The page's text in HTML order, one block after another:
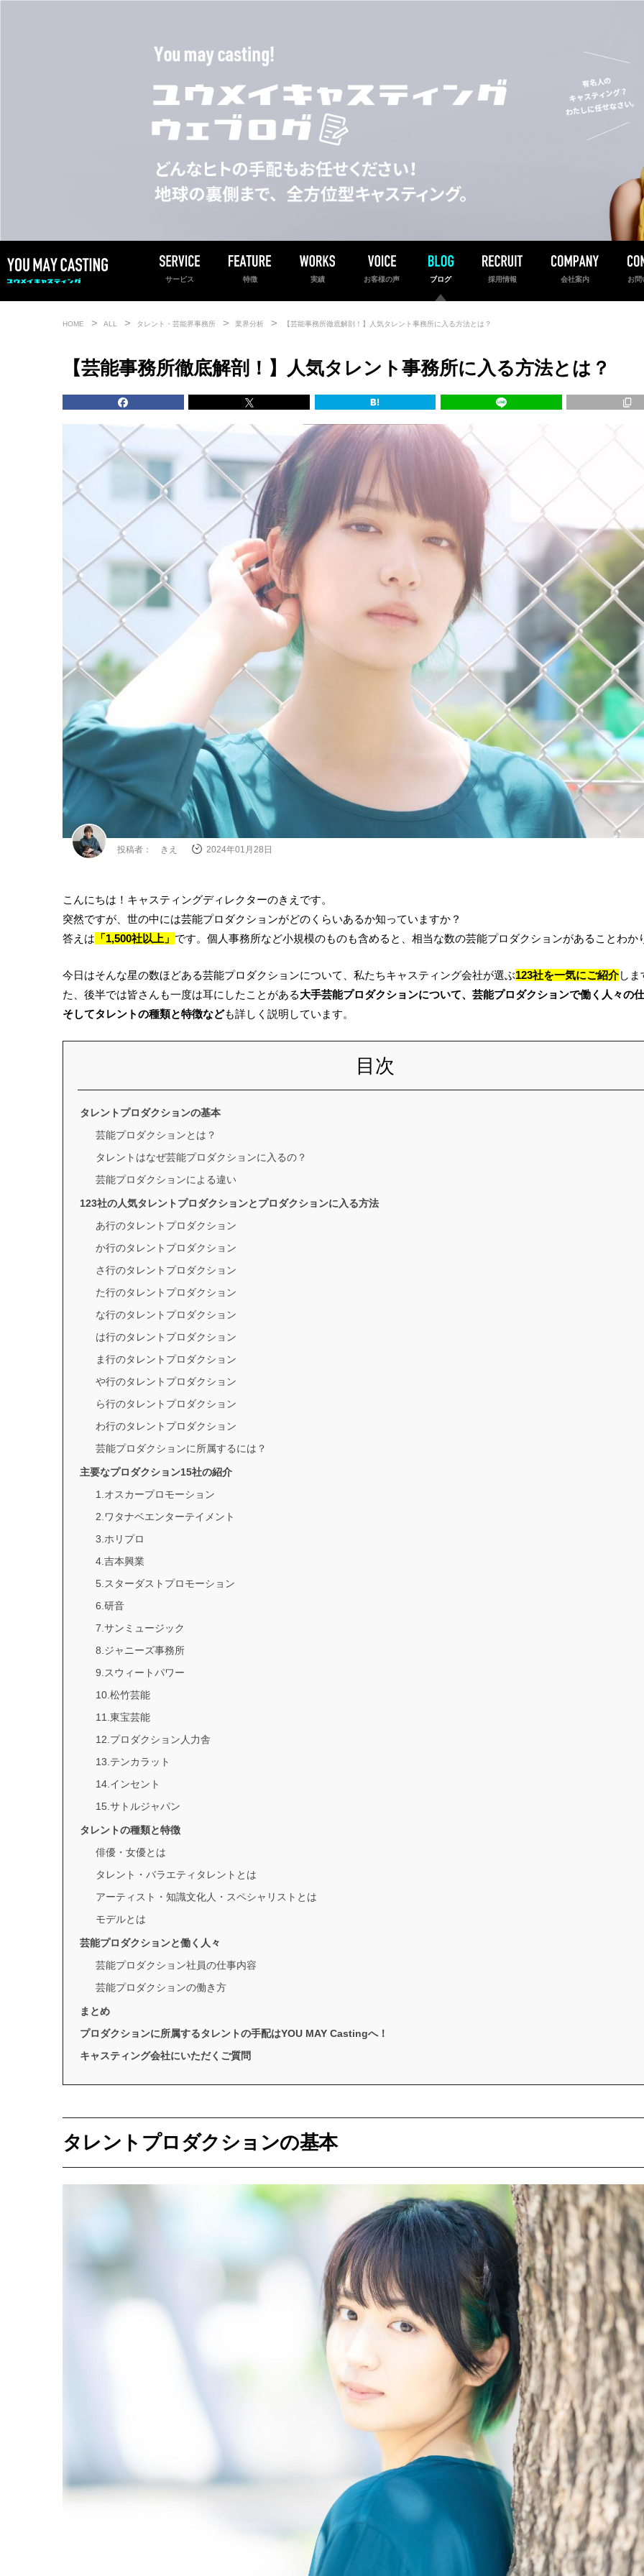
サービス 特徴 実績 お客様の声 ブログ 採用情報 会社案内 お問
HOME ALL タレント・芸能界事務所 業界分析 【芸能事務所徹底解剖！】人気タレント事務所に入る方法とは？
【芸能事務所徹底解剖！】人気タレント事務所に入る方法とは？
投稿者： きえ 2024年01月28日
こんにちは！キャスティングディレクターのきえです。
突然ですが、世の中には芸能プロダクションがどのくらいあるか知っていますか？
答えは 「1,500社以上」 です。個人事務所など小規模のものも含めると、相当な数の芸能プロダクションがあることわか
今日はそんな星の数ほどある芸能プロダクションについて、私たちキャスティング会社が選ぶ123社を一気にご紹介しま
た、後半では皆さんも一度は耳にしたことがある大手芸能プロダクションについて、芸能プロダクションで働く人々の
そしてタレントの種類と特徴なども詳しく説明しています。
目次
タレントプロダクションの基本
芸能プロダクションとは？
タレントはなぜ芸能プロダクションに入るの？
芸能プロダクションによる違い
123社の人気タレントプロダクションとプロダクションに入る方法
あ行のタレントプロダクション
か行のタレントプロダクション
さ行のタレントプロダクション
た行のタレントプロダクション
な行のタレントプロダクション
は行のタレントプロダクション
ま行のタレントプロダクション
や行のタレントプロダクション
ら行のタレントプロダクション
わ行のタレントプロダクション
芸能プロダクションに所属するには？
主要なプロダクション15社の紹介
1.オスカープロモーション
2.ワタナベエンターテイメント
3.ホリプロ
4.吉本興業
5.スターダストプロモーション
6.研音
7.サンミュージック
8.ジャニーズ事務所
9.スウィートパワー
10.松竹芸能
11.東宝芸能
12.プロダクション人力舎
13.テンカラット
14.インセント
15.サトルジャパン
タレントの種類と特徴
俳優・女優とは
タレント・バラエティタレントとは
アーティスト・知識文化人・スペシャリストとは
モデルとは
芸能プロダクションと働く人々
芸能プロダクション社員の仕事内容
芸能プロダクションの働き方
まとめ
プロダクションに所属するタレントの手配はYOU MAY Castingへ！
キャスティング会社にいただくご質問
タレントプロダクションの基本